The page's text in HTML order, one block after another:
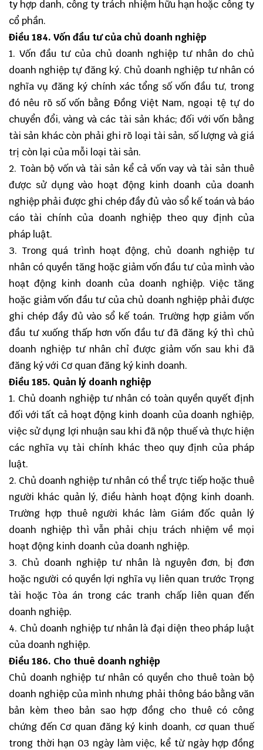
ty hợp danh, công ty trách nhiệm hữu hạn hoặc công ty
cổ phần.
Điều184. Vốn đầu tư của chủ doanh nghiệp
1. Vốn đầu tư của chủ doanh nghiệp tư nhân do chủ
doanh nghiệp tự đăng ký. Chủ doanh nghiệp tư nhân có
nghĩa vụ đăng ký chính xác tổng số vốn đầu tư, trong
đó nêu rõ số vốn bằng Đồng Việt Nam, ngoại tệ tự do
chuyển đổi, vàng và các tài sản khác; đối với vốn bằng
tài sản khác còn phải ghi rõ loại tài sản, số lượng và giá
trị còn lại của mỗi loại tài sản.
2. Toàn bộ vốn và tài sản kể cả vốn vay và tài sản thuê
được sử dụng vào hoạt động kinh doanh của doanh
nghiệp phải được ghi chép đầy đủ vào sổ kế toán và báo
cáo tài chính của doanh nghiệp theo quy định của
pháp luật.
3. Trong quá trình hoạt động, chủ doanh nghiệp tư
nhân có quyền tăng hoặc giảm vốn đầu tư của mình vào
hoạt động kinh doanh của doanh nghiệp. Việc tăng
hoặc giảm vốn đầu tư của chủ doanh nghiệp phải được
ghi chép đầy đủ vào sổ kế toán. Trường hợp giảm vốn
đầu tư xuống thấp hơn vốn đầu tư đã đăng ký thì chủ
doanh nghiệp tư nhân chỉ được giảm vốn sau khi đã
đăng ký với Cơ quan đăng ký kinh doanh.
Điều185. Quản lý doanh nghiệp
1. Chủ doanh nghiệp tư nhân có toàn quyền quyết định
đối với tất cả hoạt động kinh doanh của doanh nghiệp,
việc sử dụng lợi nhuận sau khi đã nộp thuế và thực hiện
các nghĩa vụ tài chính khác theo quy định của pháp
luật.
2. Chủ doanh nghiệp tư nhân có thể trực tiếp hoặc thuê
người khác quản lý, điều hành hoạt động kinh doanh.
Trường hợp thuê người khác làm Giám đốc quản lý
doanh nghiệp thì vẫn phải chịu trách nhiệm về mọi
hoạt động kinh doanh của doanh nghiệp.
3. Chủ doanh nghiệp tư nhân là nguyên đơn, bị đơn
hoặc người có quyền lợi nghĩa vụ liên quan trước Trọng
tài hoặc Tòa án trong các tranh chấp liên quan đến
doanh nghiệp.
4. Chủ doanh nghiệp tư nhân là đại diện theo pháp luật
của doanh nghiệp.
Điều186. Cho thuê doanh nghiệp
Chủ doanh nghiệp tư nhân có quyền cho thuê toàn bộ
doanh nghiệp của mình nhưng phải thông báo bằng văn
bản kèm theo bản sao hợp đồng cho thuê có công
chứng đến Cơ quan đăng ký kinh doanh, cơ quan thuế
trong thời hạn 03 ngày làm việc, kể từ ngày hợp đồng